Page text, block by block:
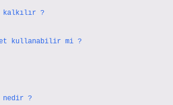
kalkılır ?
kullanabilir mi ?
nedir ?